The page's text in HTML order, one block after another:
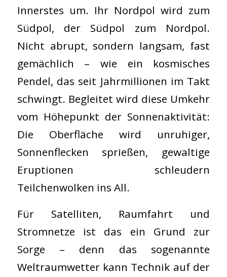
Innerstes um. Ihr Nordpol wird zum
Südpol, der Südpol zum Nordpol.
Nicht abrupt, sondern langsam, fast
gemächlich – wie ein kosmisches
Pendel, das seit Jahrmillionen im Takt
schwingt. Begleitet wird diese Umkehr
vom Höhepunkt der Sonnenaktivität:
Die Oberfläche wird unruhiger,
Sonnenflecken sprießen, gewaltige
Eruptionen schleudern
Teilchenwolken ins All.
Für Satelliten, Raumfahrt und
Stromnetze ist das ein Grund zur
Sorge – denn das sogenannte
Weltraumwetter kann Technik auf der